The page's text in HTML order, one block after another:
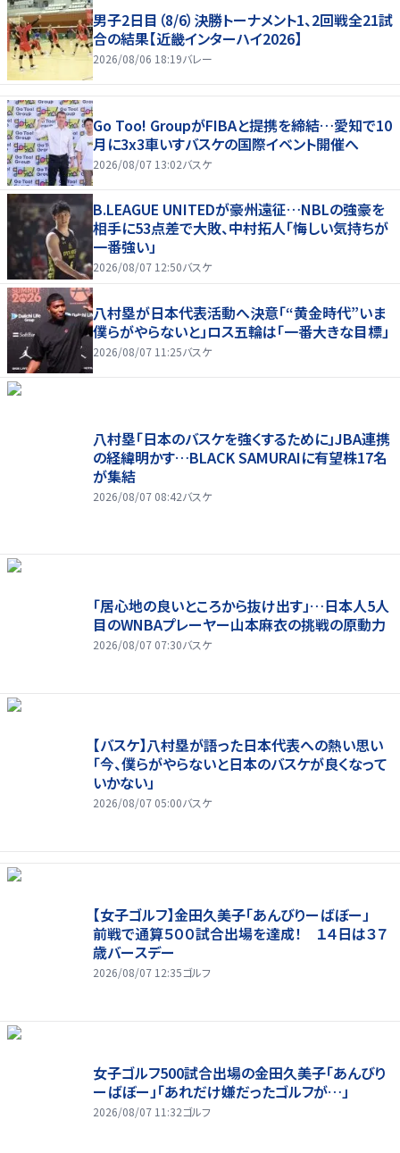
男子2日目（8/6）決勝トーナメント1、2回戦全21試
合の結果【近畿インターハイ2026】
2026/08/06 18:19バレー
Go Too! GroupがFIBAと提携を締結…愛知で10
月に3x3車いすバスケの国際イベント開催へ
2026/08/07 13:02バスケ
B.LEAGUE UNITEDが豪州遠征…NBLの強豪を
相手に53点差で大敗、中村拓人「悔しい気持ちが
一番強い」
2026/08/07 12:50バスケ
八村塁が日本代表活動へ決意「“黄金時代”いま
僕らがやらないと」ロス五輪は「一番大きな目標」
2026/08/07 11:25バスケ
八村塁「日本のバスケを強くするために」JBA連携
の経緯明かす…BLACK SAMURAIに有望株17名
が集結
2026/08/07 08:42バスケ
「居心地の良いところから抜け出す」…日本人5人
目のWNBAプレーヤー山本麻衣の挑戦の原動力
2026/08/07 07:30バスケ
【バスケ】八村塁が語った日本代表への熱い思い
「今、僕らがやらないと日本のバスケが良くなって
いかない」
2026/08/07 05:00バスケ
【女子ゴルフ】金田久美子「あんびりーばぼー」
前戦で通算５００試合出場を達成！ １４日は３７
歳バースデー
2026/08/07 12:35ゴルフ
女子ゴルフ500試合出場の金田久美子「あんびり
ーばぼー」「あれだけ嫌だったゴルフが…」
2026/08/07 11:32ゴルフ